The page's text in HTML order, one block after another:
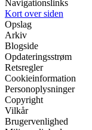
Navigationslinks
Kort over siden
Opslag
Arkiv
Blogside
Opdateringsstrøm
Retsregler
Cookieinformation
Personoplysninger
Copyright
Vilkår
Brugervenlighed